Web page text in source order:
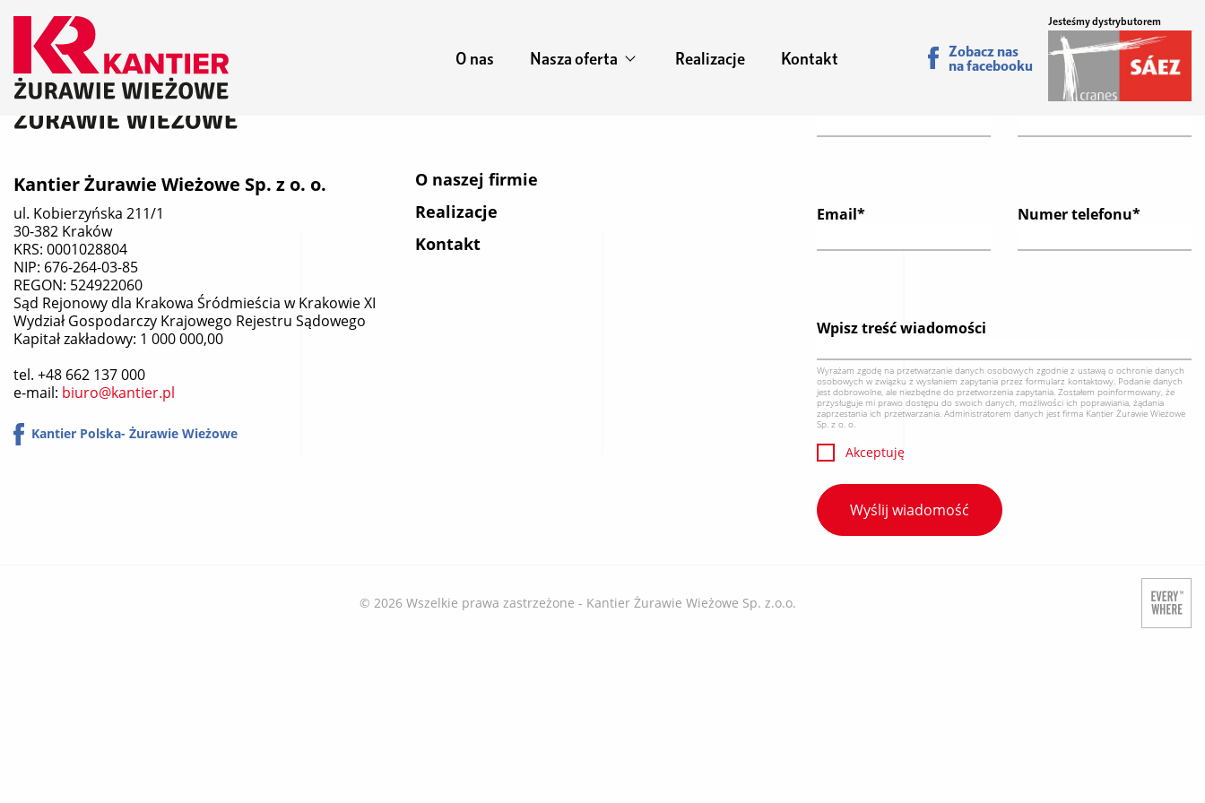
O nas Nasza oferta Realizacje Kontakt Zobacz nas
na facebooku
Jesteśmy dystrybutorem
Kantier Żurawie Wieżowe Sp. z o. o.
ul. Kobierzyńska 211/1
30-382 Kraków
KRS: 0001028804
NIP: 676-264-03-85
REGON: 524922060
Sąd Rejonowy dla Krakowa Śródmieścia w Krakowie XI
Wydział Gospodarczy Krajowego Rejestru Sądowego
Kapitał zakładowy: 1 000 000,00
tel. +48 662 137 000
e-mail: biuro@kantier.pl
Kantier Polska- Żurawie Wieżowe
O naszej firmie
Realizacje
Kontakt
Formularz kontaktowy
Nazwisko*
Email* Numer telefonu*
Wpisz treść wiadomości
Wyrażam zgodę na przetwarzanie danych osobowych zgodnie z ustawą o ochronie danych
osobowych w związku z wysłaniem zapytania przez formularz kontaktowy. Podanie danych
jest dobrowolne, ale niezbędne do przetworzenia zapytania. Zostałem poinformowany, że
przysługuje mi prawo dostępu do swoich danych, możliwości ich poprawiania, żądania
zaprzestania ich przetwarzania. Administratorem danych jest firma Kantier Żurawie Wieżowe
Sp. z o. o.
Akceptuję
© 2026 Wszelkie prawa zastrzeżone - Kantier Żurawie Wieżowe Sp. z.o.o.